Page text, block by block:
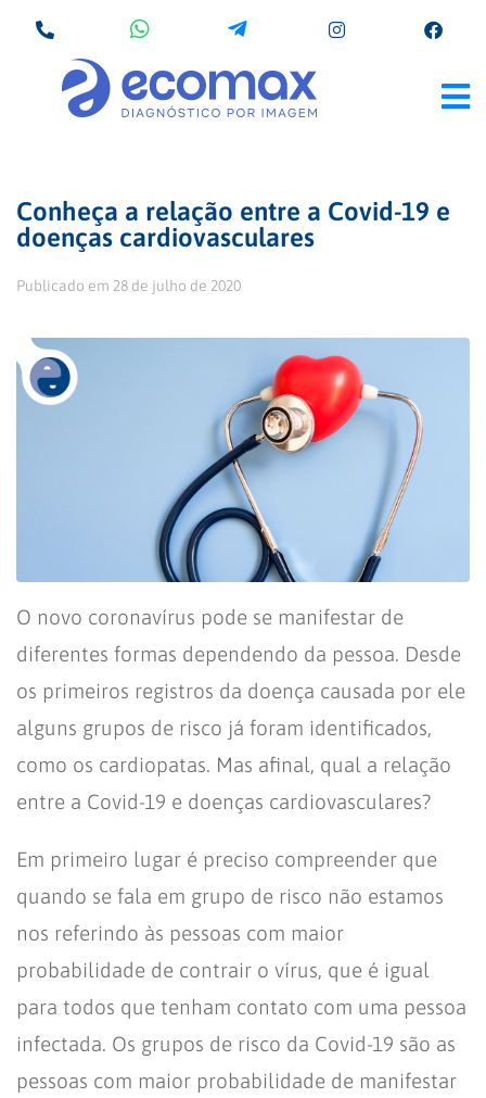
Conheça a relação entre a Covid-19 e
doenças cardiovasculares
Publicado em 28 de julho de 2020
O novo coronavírus pode se manifestar de
diferentes formas dependendo da pessoa. Desde
os primeiros registros da doença causada por ele
alguns grupos de risco já foram identificados,
como os cardiopatas. Mas afinal, qual a relação
entre a Covid-19 e doenças cardiovasculares?
Em primeiro lugar é preciso compreender que
quando se fala em grupo de risco não estamos
nos referindo às pessoas com maior
probabilidade de contrair o vírus, que é igual
para todos que tenham contato com uma pessoa
infectada. Os grupos de risco da Covid-19 são as
pessoas com maior probabilidade de manifestar